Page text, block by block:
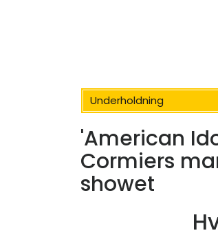
Underholdning
'American
Cormiers
showet